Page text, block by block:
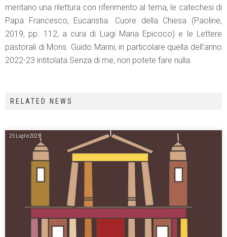
meritano una rilettura con riferimento al tema, le catechesi di
Papa Francesco, Eucaristia. Cuore della Chiesa (Paoline,
2019, pp. 112, a cura di Luigi Maria Epicoco) e le Lettere
pastorali di Mons. Guido Marini, in particolare quella dell’anno
2022-23 intitolata Senza di me, non potete fare nulla.
RELATED NEWS
25 Luglio 2025